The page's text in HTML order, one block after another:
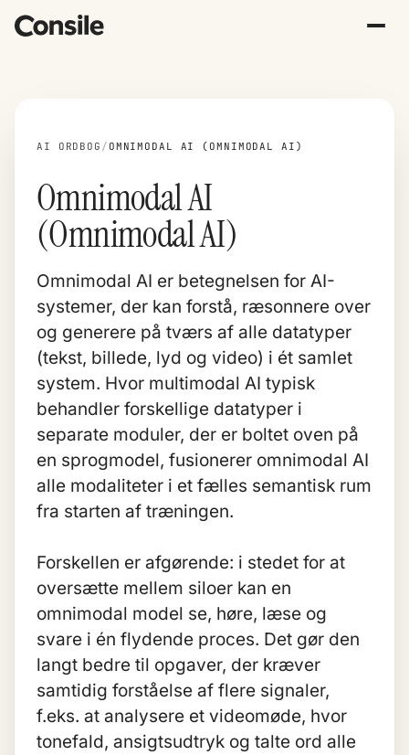
AI ORDBOG / OMNIMODAL AI (OMNIMODAL AI)
Omnimodal AI
(Omnimodal AI)
Omnimodal AI er betegnelsen for AI-
systemer, der kan forstå, ræsonnere over
og generere på tværs af alle datatyper
(tekst, billede, lyd og video) i ét samlet
system. Hvor multimodal AI typisk
behandler forskellige datatyper i
separate moduler, der er boltet oven på
en sprogmodel, fusionerer omnimodal AI
alle modaliteter i et fælles semantisk rum
fra starten af træningen.
Forskellen er afgørende: i stedet for at
oversætte mellem siloer kan en
omnimodal model se, høre, læse og
svare i én flydende proces. Det gør den
langt bedre til opgaver, der kræver
samtidig forståelse af flere signaler,
f.eks. at analysere et videomøde, hvor
tonefald, ansigtsudtryk og talte ord alle